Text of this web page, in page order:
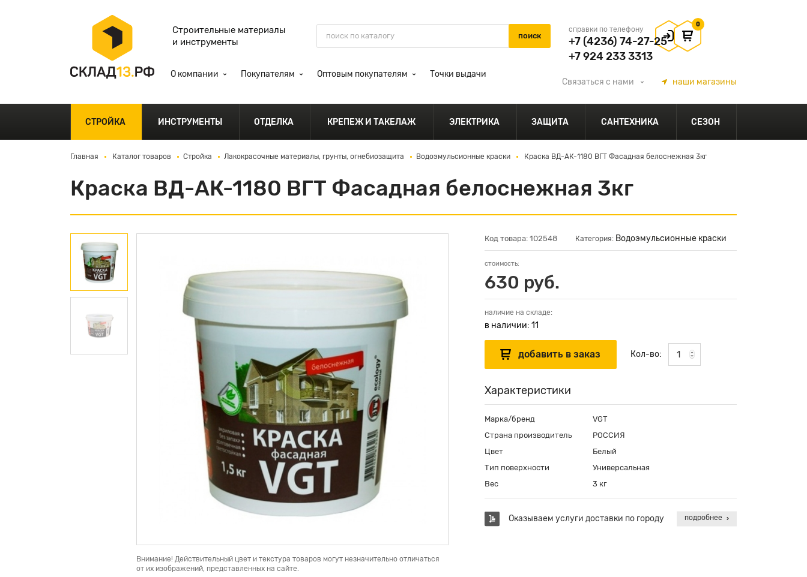
Строительные материалы
и инструменты
справки по телефону
+7 (4236) 74-27-25
+7 924 233 3313
0
О компании Покупателям Оптовым покупателям Точки выдачи
Связаться с нами наши магазины
СТРОЙКА ИНСТРУМЕНТЫ ОТДЕЛКА КРЕПЕЖ И ТАКЕЛАЖ ЭЛЕКТРИКА ЗАЩИТА САНТЕХНИКА СЕЗОН
Главная Каталог товаров Стройка Лакокрасочные материалы, грунты, огнебиозащита Водоэмульсионные краски Краска ВД-АК-1180 ВГТ Фасадная белоснежная 3кг
Краска ВД-АК-1180 ВГТ Фасадная белоснежная 3кг
Внимание! Действительный цвет и текстура товаров могут незначительно отличаться
от их изображений, представленных на сайте.
Код товара: 102548 Категория: Водоэмульсионные краски
стоимость:
630 руб.
наличие на складе:
в наличии: 11
Кол-во:
Характеристики
Марка/бренд
VGT
Страна производитель
РОССИЯ
Цвет
Белый
Тип поверхности
Универсальная
Вес
3 кг
Оказываем услуги доставки по городу подробнее